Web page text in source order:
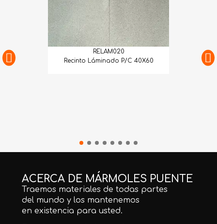
RELAM020
Recinto Láminado P/C 40X60
ACERCA DE MÁRMOLES PUENTE
Traemos materiales de todas partes
del mundo y los mantenemos
en existencia para usted.